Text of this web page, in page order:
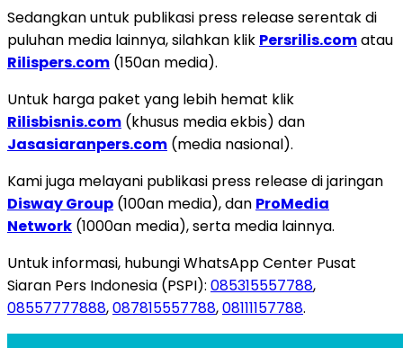
Sedangkan untuk publikasi press release serentak di
puluhan media lainnya, silahkan klik Persrilis.comatau
Rilispers.com (150an media).
Untuk harga paket yang lebih hemat klik
Rilisbisnis.com (khusus media ekbis) dan
Jasasiaranpers.com (media nasional).
Kami juga melayani publikasi press release di jaringan
Disway Group (100an media), dan ProMedia
Network (1000an media), serta media lainnya.
Untuk informasi, hubungi WhatsApp Center Pusat
Siaran Pers Indonesia (PSPI): 085315557788,
08557777888,087815557788,08111157788.